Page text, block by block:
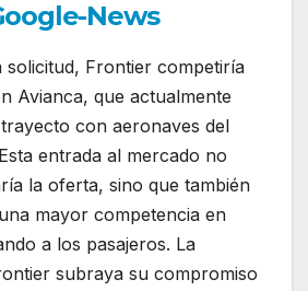
solicitud, Frontier competiría
Avianca, que actualmente
con aeronaves del
entrada al mercado no
la oferta, sino que también
mayor competencia en
a los pasajeros. La
subraya su compromiso